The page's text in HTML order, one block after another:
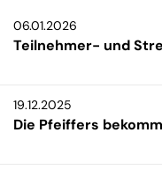
06.01.2026
Teilnehmer- und
19.12.2025
Die Pfeiffers